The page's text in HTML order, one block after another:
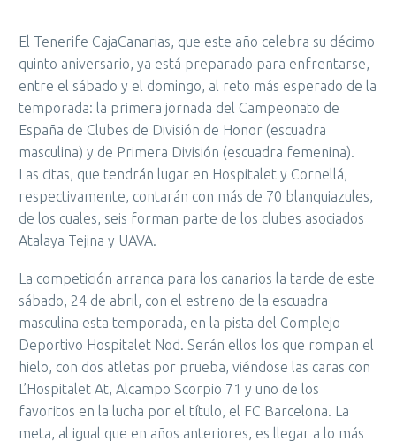
El Tenerife CajaCanarias, que este año celebra su décimo
quinto aniversario, ya está preparado para enfrentarse,
entre el sábado y el domingo, al reto más esperado de la
temporada: la primera jornada del Campeonato de
España de Clubes de División de Honor (escuadra
masculina) y de Primera División (escuadra femenina).
Las citas, que tendrán lugar en Hospitalet y Cornellá,
respectivamente, contarán con más de 70 blanquiazules,
de los cuales, seis forman parte de los clubes asociados
Atalaya Tejina y UAVA.
La competición arranca para los canarios la tarde de este
sábado, 24 de abril, con el estreno de la escuadra
masculina esta temporada, en la pista del Complejo
Deportivo Hospitalet Nod. Serán ellos los que rompan el
hielo, con dos atletas por prueba, viéndose las caras con
L’Hospitalet At, Alcampo Scorpio 71 y uno de los
favoritos en la lucha por el título, el FC Barcelona. La
meta, al igual que en años anteriores, es llegar a lo más